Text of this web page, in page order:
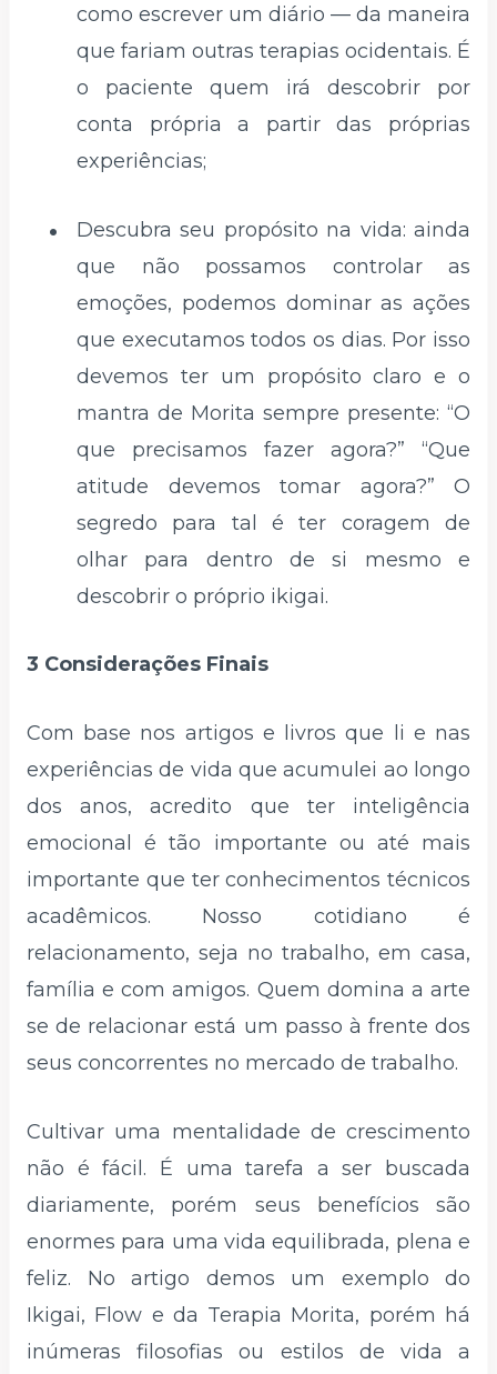
como escrever um diário — da maneira
que fariam outras terapias ocidentais. É
o paciente quem irá descobrir por
conta própria a partir das próprias
experiências;
Descubra seu propósito na vida: ainda
que não possamos controlar as
emoções, podemos dominar as ações
que executamos todos os dias. Por isso
devemos ter um propósito claro e o
mantra de Morita sempre presente: “O
que precisamos fazer agora?” “Que
atitude devemos tomar agora?” O
segredo para tal é ter coragem de
olhar para dentro de si mesmo e
descobrir o próprio ikigai.
3 Considerações Finais
Com base nos artigos e livros que li e nas
experiências de vida que acumulei ao longo
dos anos, acredito que ter inteligência
emocional é tão importante ou até mais
importante que ter conhecimentos técnicos
acadêmicos. Nosso cotidiano é
relacionamento, seja no trabalho, em casa,
família e com amigos. Quem domina a arte
se de relacionar está um passo à frente dos
seus concorrentes no mercado de trabalho.
Cultivar uma mentalidade de crescimento
não é fácil. É uma tarefa a ser buscada
diariamente, porém seus benefícios são
enormes para uma vida equilibrada, plena e
feliz. No artigo demos um exemplo do
Ikigai, Flow e da Terapia Morita, porém há
inúmeras filosofias ou estilos de vida a